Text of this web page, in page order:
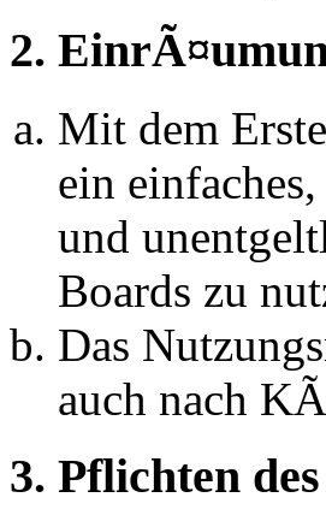
2.
Mit dem
ein
und
Boards zu
Das
auch nach
3. Pflichten